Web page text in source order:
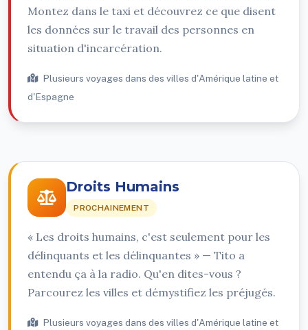
Montez dans le taxi et découvrez ce que disent
les données sur le travail des personnes en
situation d'incarcération.
Plusieurs voyages dans des villes d'Amérique latine et
d'Espagne
Droits Humains
PROCHAINEMENT
« Les droits humains, c'est seulement pour les
délinquants et les délinquantes » — Tito a
entendu ça à la radio. Qu'en dites-vous ?
Parcourez les villes et démystifiez les préjugés.
Plusieurs voyages dans des villes d'Amérique latine et